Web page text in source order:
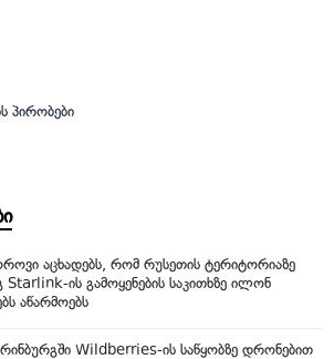
პირობები
აცხადებს, რომ რუსეთის ტერიტორიაზე
Starlink-ის გამოყენების საკითხზე ილონ
აწარმოებს
Wildberries-ის საწყობზე დრონებით